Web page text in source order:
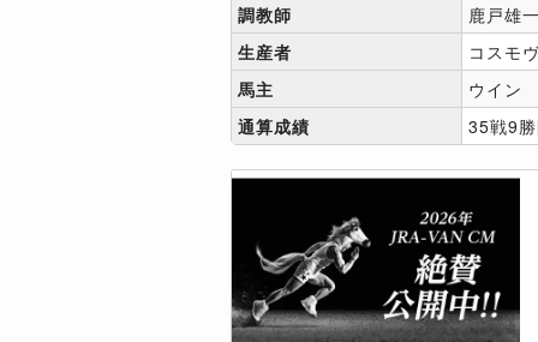
調教師
鹿戸雄
生産者
コスモ
馬主
ウイン
通算成績
35戦9